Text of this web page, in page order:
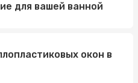
для вашей ванной
окон в